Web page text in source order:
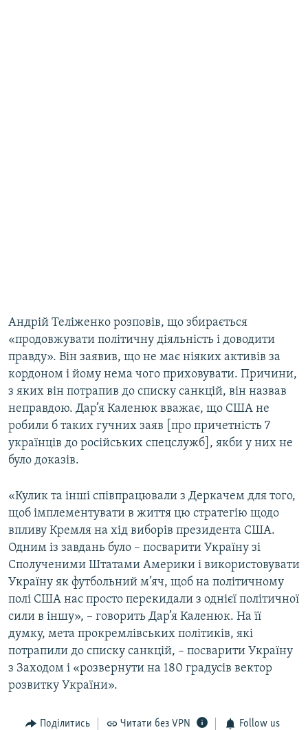
Андрій Теліженко розповів, що збирається
«продовжувати політичну діяльність і доводити
правду». Він заявив, що не має ніяких активів за
кордоном і йому нема чого приховувати. Причини,
з яких він потрапив до списку санкцій, він назвав
неправдою. Дар’я Каленюк вважає, що США не
робили б таких гучних заяв [про причетність 7
українців до російських спецслужб], якби у них не
було доказів.
«Кулик та інші співпрацювали з Деркачем для того,
щоб імплементувати в життя цю стратегію щодо
впливу Кремля на хід виборів президента США.
Одним із завдань було – посварити Україну зі
Сполученими Штатами Америки і використовувати
Україну як футбольний м’яч, щоб на політичному
полі США нас просто перекидали з однієї політичної
сили в іншу», – говорить Дар’я Каленюк. На її
думку, мета прокремлівських політиків, які
потрапили до списку санкцій, – посварити Україну
з Заходом і «розвернути на 180 градусів вектор
розвитку України».
Поділитись Читати без VPN Follow us